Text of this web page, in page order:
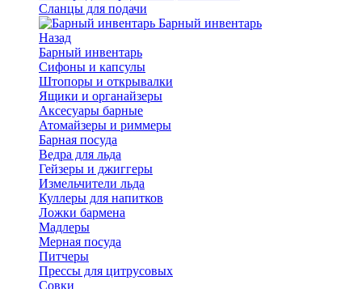
Сланцы для подачи
Барный инвентарь
Назад
Барный инвентарь
Сифоны и капсулы
Штопоры и открывалки
Ящики и органайзеры
Аксесуары барные
Атомайзеры и риммеры
Барная посуда
Ведра для льда
Гейзеры и джиггеры
Измельчители льда
Куллеры для напитков
Ложки бармена
Мадлеры
Мерная посуда
Питчеры
Прессы для цитрусовых
Совки